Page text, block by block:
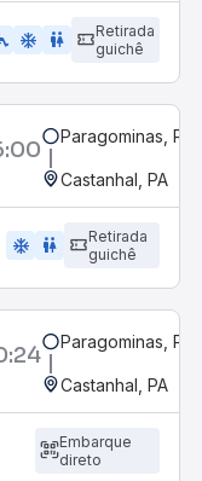
ac_unit wc
Retirada
guichê
Paragominas, PA
Castanhal, PA
ac_unit wc
Retirada
guichê
Paragominas, PA
Castanhal, PA
Embarque
direto